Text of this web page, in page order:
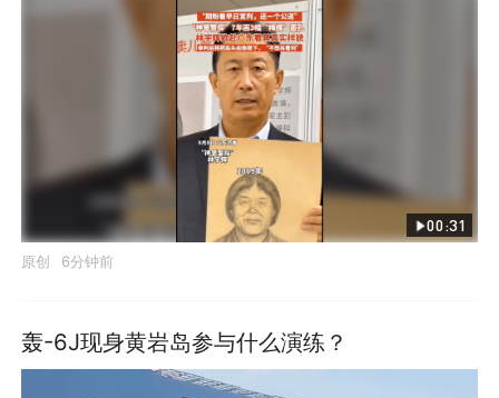
00:31
原创 6分钟前
轰-6J现身黄岩岛参与什么演练？